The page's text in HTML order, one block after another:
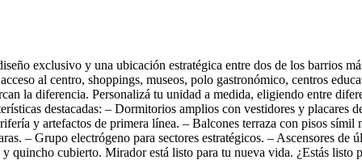
exclusivo y una ubicación estratégica entre dos de los barrios
al centro, shoppings, museos, polo gastronómico, centros
la diferencia. Personalizá tu unidad a medida, eligiendo entre
destacadas: – Dormitorios amplios con vestidores y placares
y artefactos de primera línea. – Balcones terraza con pisos
– Grupo electrógeno para sectores estratégicos. – Ascensores
cubierto. Mirador está listo para tu nueva vida. ¿Estás listo